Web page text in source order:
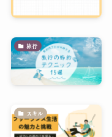
旅行
スキル